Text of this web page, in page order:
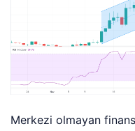
Merkezi olmayan